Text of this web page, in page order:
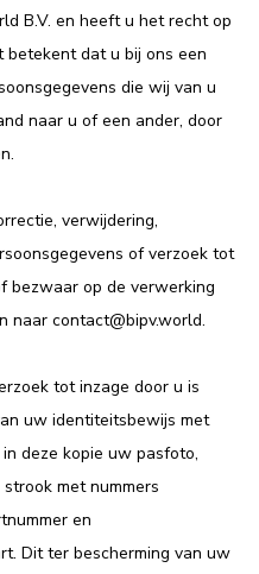
B.V. en heeft u het recht op
betekent dat u bij ons een
die wij van u
naar u of een ander, door
verwijdering,
of verzoek tot
bezwaar op de verwerking
naar contact@bipv.world.
tot inzage door u is
uw identiteitsbewijs met
deze kopie uw pasfoto,
met nummers
en
Dit ter bescherming van uw